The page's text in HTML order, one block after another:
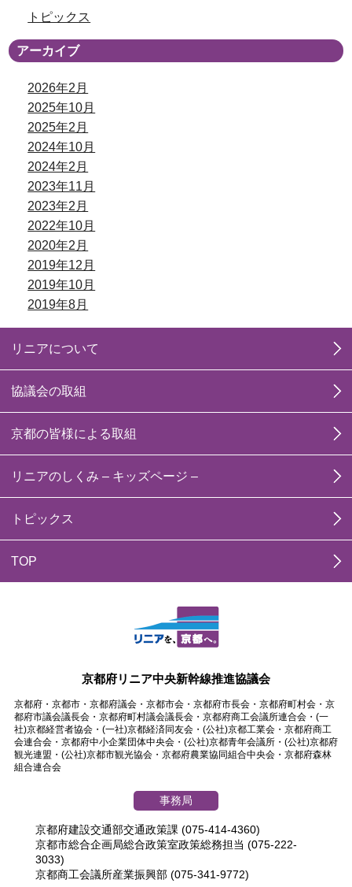
トピックス
アーカイブ
2026年2月
2025年10月
2025年2月
2024年10月
2024年2月
2023年11月
2023年2月
2022年10月
2020年2月
2019年12月
2019年10月
2019年8月
リニアについて
協議会の取組
京都の皆様による取組
リニアのしくみ – キッズページ –
トピックス
TOP
京都府リニア中央新幹線推進協議会
京都府・京都市・京都府議会・京都市会・京都府市長会・京都府町村会・京
都府市議会議長会・京都府町村議会議長会・京都府商工会議所連合会・(一
社)京都経営者協会・(一社)京都経済同友会・(公社)京都工業会・京都府商工
会連合会・京都府中小企業団体中央会・(公社)京都青年会議所・(公社)京都府
観光連盟・(公社)京都市観光協会・京都府農業協同組合中央会・京都府森林
組合連合会
事務局
京都府建設交通部交通政策課 (075-414-4360)
京都市総合企画局総合政策室政策総務担当 (075-222-
3033)
京都商工会議所産業振興部 (075-341-9772)